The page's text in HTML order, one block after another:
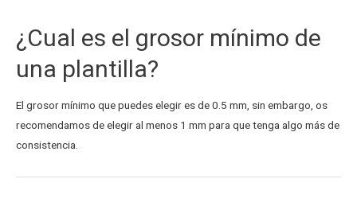
¿Cual es el grosor mínimo de
una plantilla?
El grosor mínimo que puedes elegir es de 0.5 mm, sin embargo, os
recomendamos de elegir al menos 1 mm para que tenga algo más de
consistencia.